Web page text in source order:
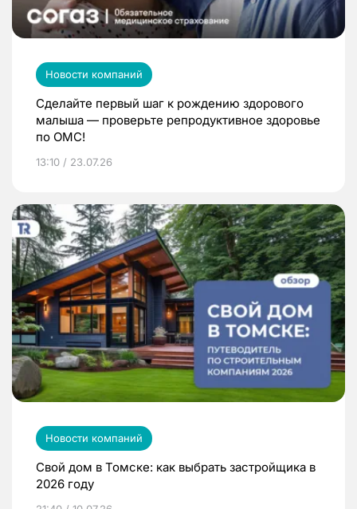
Новости компаний
Сделайте первый шаг к рождению здорового
малыша — проверьте репродуктивное здоровье
по ОМС!
13:10 / 23.07.26
Новости компаний
Свой дом в Томске: как выбрать застройщика в
2026 году